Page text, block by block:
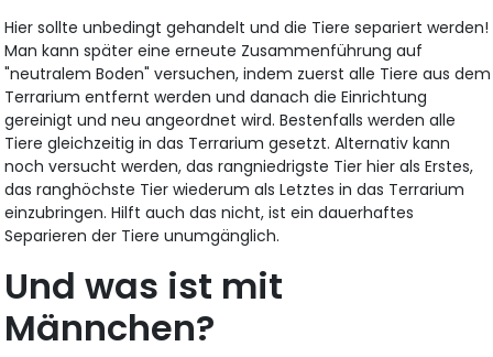
Hier sollte unbedingt gehandelt und die Tiere separiert werden!
Man kann später eine erneute Zusammenführung auf
"neutralem Boden" versuchen, indem zuerst alle Tiere aus dem
Terrarium entfernt werden und danach die Einrichtung
gereinigt und neu angeordnet wird. Bestenfalls werden alle
Tiere gleichzeitig in das Terrarium gesetzt. Alternativ kann
noch versucht werden, das rangniedrigste Tier hier als Erstes,
das ranghöchste Tier wiederum als Letztes in das Terrarium
einzubringen. Hilft auch das nicht, ist ein dauerhaftes
Separieren der Tiere unumgänglich.
Und was ist mit
Männchen?